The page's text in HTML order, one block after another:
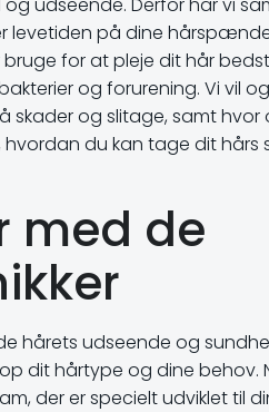
levetiden på dine
for at pleje dit hår
og forurening. Vi vil
og slitage, samt hvor
du kan tage dit hårs
med de
hårets udseende og
dit hårtype og dine behov.
der er specielt udviklet til